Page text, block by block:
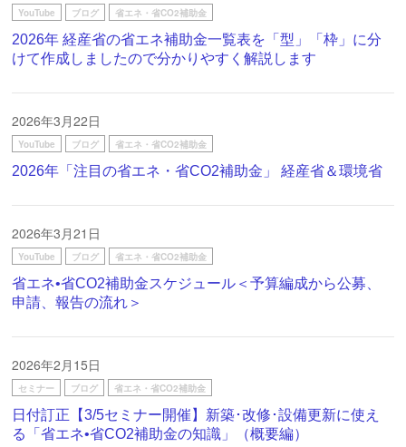
YouTube ブログ 省エネ・省CO2補助金
2026年 経産省の省エネ補助金一覧表を「型」「枠」に分
けて作成しましたので分かりやすく解説します
2026年3月22日
YouTube ブログ 省エネ・省CO2補助金
2026年「注目の省エネ・省CO2補助金」 経産省＆環境省
2026年3月21日
YouTube ブログ 省エネ・省CO2補助金
省エネ•省CO2補助金スケジュール＜予算編成から公募、
申請、報告の流れ＞
2026年2月15日
セミナー ブログ 省エネ・省CO2補助金
日付訂正【3/5セミナー開催】新築･改修･設備更新に使え
る「省エネ•省CO2補助金の知識」（概要編）